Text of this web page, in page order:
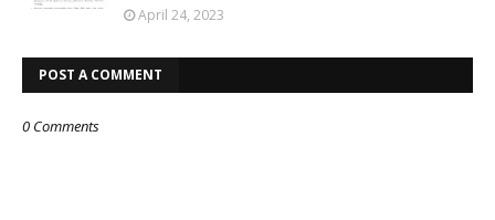
April 24, 2023
POST A COMMENT
0 Comments